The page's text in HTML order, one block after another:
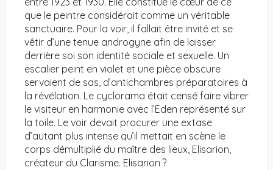
que le peintre considérait comme un véritable
sanctuaire. Pour la voir, il fallait être invité et se
vêtir d’une tenue androgyne afin de laisser
derrière soi son identité sociale et sexuelle. Un
escalier peint en violet et une pièce obscure
servaient de sas, d’antichambres préparatoires à
la révélation. Le cyclorama était censé faire vibrer
le visiteur en harmonie avec l’Eden représenté sur
la toile. Le voir devait procurer une extase
d’autant plus intense qu’il mettait en scène le
corps démultiplié du maître des lieux, Elisarion,
créateur du Clarisme. Elisarion ?